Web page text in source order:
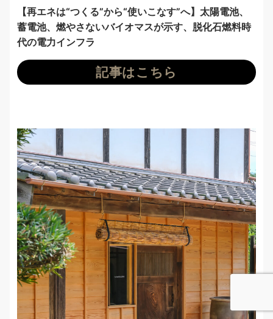
【再エネは“つくる”から“使いこなす”へ】太陽電池、
蓄電池、燃やさないバイオマスが示す、脱化石燃料時
代の電力インフラ
記事はこちら